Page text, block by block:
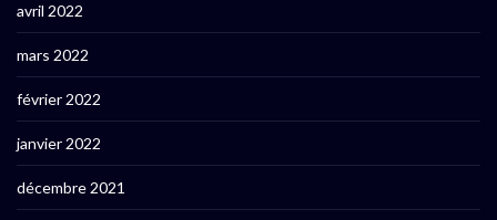
avril 2022
mars 2022
février 2022
janvier 2022
décembre 2021